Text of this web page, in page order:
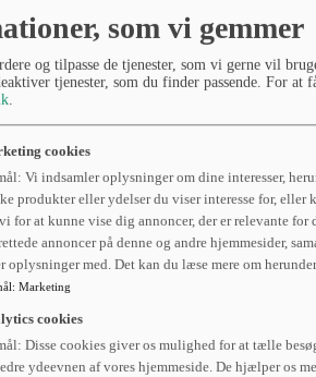
som vi gemmer
og tilpasse de tjenester, som vi gerne vil
tjenester, som du finder passende. For at
.
cookies
Vi indsamler oplysninger om dine interesser,
produkter eller ydelser du viser interesse for, eller
for at kunne vise dig annoncer, der er relevante for
annoncer på denne og andre hjemmesider,
oplysninger med. Det kan du læse mere om
: Marketing
cookies
Disse cookies giver os mulighed for at tælle
ydeevnen af vores hjemmeside. De hjælper os